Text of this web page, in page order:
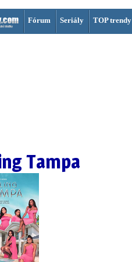
Fórum Seriály TOP trendy
Tampa